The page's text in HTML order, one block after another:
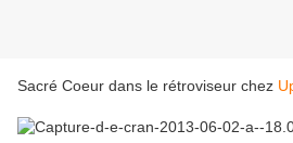
Sacré Coeur dans le rétroviseur chez